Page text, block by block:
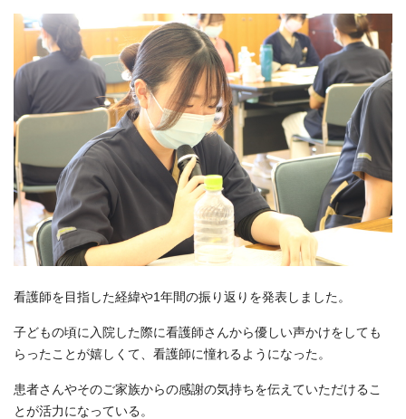
看護師を目指した経緯や1年間の振り返りを発表しました。
子どもの頃に入院した際に看護師さんから優しい声かけをしても
らったことが嬉しくて、看護師に憧れるようになった。
患者さんやそのご家族からの感謝の気持ちを伝えていただけるこ
とが活力になっている。